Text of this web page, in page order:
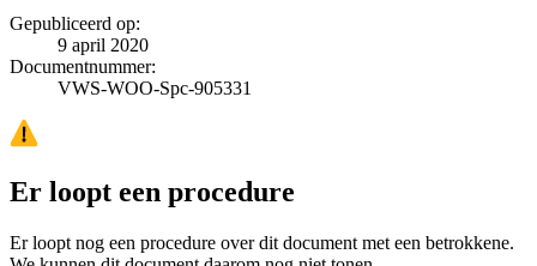
Gepubliceerd op:
9 april 2020
Documentnummer:
VWS-WOO-Spc-905331
Er loopt een procedure
Er loopt nog een procedure over dit document met een betrokkene.